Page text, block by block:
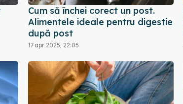
Cum să închei corect un post.
Alimentele ideale pentru digestie
după post
17 apr 2025, 22:05